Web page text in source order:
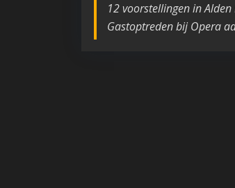
12 voorstellingen in
Gastoptreden bij Opera